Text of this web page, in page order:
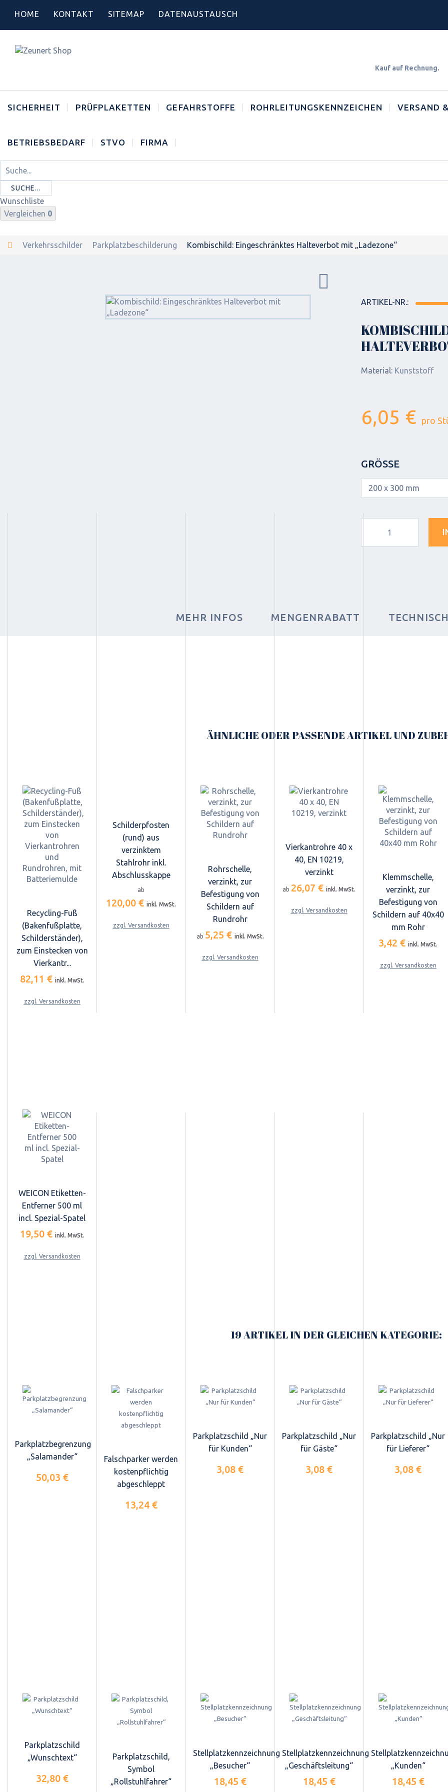
HOME KONTAKT SITEMAP DATENAUSTAUSCH
Kauf auf
SICHERHEIT PRÜFPLAKETTEN GEFAHRSTOFFE ROHRLEITUNGSKENNZEICHEN VERSAND
BETRIEBSBEDARF STVO FIRMA
SUCHE...
Wunschliste
Vergleichen 0
Verkehrsschilder Parkplatzbeschilderung Kombischild: Eingeschränktes Halteverbot mit „Ladezone“
ARTIKEL-NR.:
Material: Kunststoff
6,05 € pro
GRÖSSE
MEHR INFOS MENGENRABATT
ÄHNLICHE ODER PASSENDE ARTIKEL UND
Recycling-Fuß
(Bakenfußplatte,
Schilderständer),
zum Einstecken von
Vierkantr...
82,11 € inkl. MwSt.
zzgl. Versandkosten
Schilderpfosten
(rund) aus
verzinktem
Stahlrohr inkl.
Abschlusskappe
ab
120,00 € inkl. MwSt.
zzgl. Versandkosten
Rohrschelle,
verzinkt, zur
Befestigung von
Schildern auf
Rundrohr
ab 5,25 € inkl. MwSt.
zzgl. Versandkosten
Vierkantrohre 40 x
40, EN 10219,
verzinkt
ab 26,07 € inkl. MwSt.
zzgl. Versandkosten
Klemmschelle,
verzinkt, zur
Befestigung von
Schildern auf 40x40
mm Rohr
3,42 € inkl. MwSt.
zzgl. Versandkosten
WEICON Etiketten-
Entferner 500 ml
incl. Spezial-Spatel
19,50 € inkl. MwSt.
zzgl. Versandkosten
19 ARTIKEL IN DER GLEICHEN KATEGORIE:
Parkplatzbegrenzung
„Salamander“
50,03 €
Falschparker werden
kostenpflichtig
abgeschleppt
13,24 €
Parkplatzschild „Nur
für Kunden“
3,08 €
Parkplatzschild „Nur
für Gäste“
3,08 €
Parkplatzschild „Nur
für Lieferer“
3,08 €
Parkplatzschild
„Wunschtext“
32,80 €
Parkplatzschild,
Symbol
„Rollstuhlfahrer“
Stellplatzkennzeichnung
„Besucher“
18,45 €
Stellplatzkennzeichnung
„Geschäftsleitung“
18,45 €
„Kunden“
18,45 €